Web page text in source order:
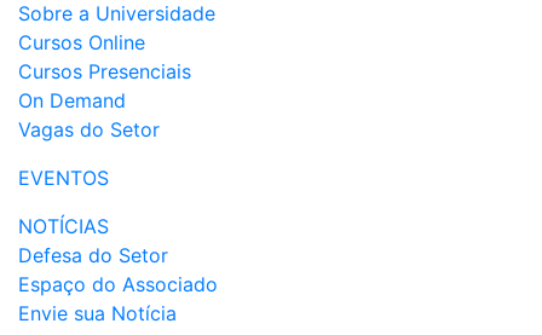
Sobre a Universidade
Cursos Online
Cursos Presenciais
On Demand
Vagas do Setor
EVENTOS
NOTÍCIAS
Defesa do Setor
Espaço do Associado
Envie sua Notícia